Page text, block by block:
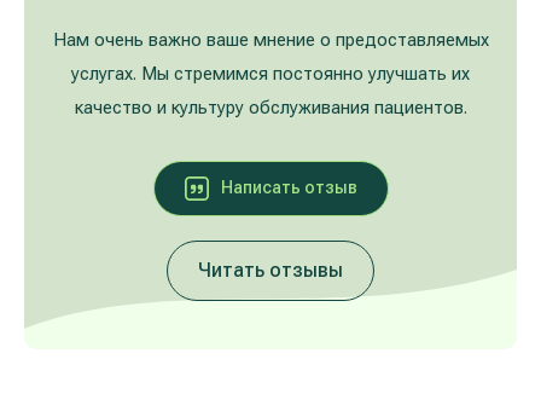
Нам очень важно ваше мнение о предоставляемых
услугах. Мы стремимся постоянно улучшать их
качество и культуру обслуживания пациентов.
Написать oтзыв
Читать отзывы
Лечение расширенных вен на ногах
Неврология и психиатрия
Лечение заболеваний уха, горла, носа
Galerija